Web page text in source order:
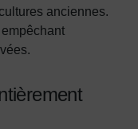
anciennes.